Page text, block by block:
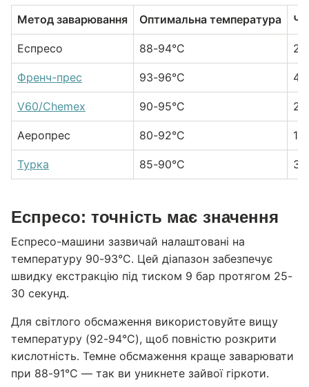
Метод заварювання Оптимальна температура
Еспресо 88-94°C
Френч-прес 93-96°C 4
V60/Chemex 90-95°C 2-
Аеропрес 80-92°C 1-
Турка 85-90°C 3-
Еспресо: точність має значення
Еспресо-машини зазвичай налаштовані на
температуру 90-93°C. Цей діапазон забезпечує
швидку екстракцію під тиском 9 бар протягом 25-
30 секунд.
Для світлого обсмаження використовуйте вищу
температуру (92-94°C), щоб повністю розкрити
кислотність. Темне обсмаження краще заварювати
при 88-91°C — так ви уникнете зайвої гіркоти.